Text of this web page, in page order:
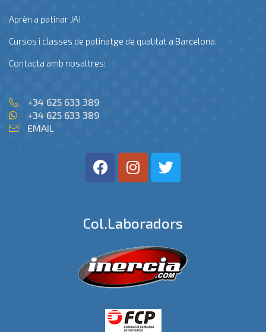
Aprèn a patinar JA!
Cursos i classes de patinatge de qualitat a Barcelona.
Contacta amb nosaltres:
+34 625 633 389
+34 625 633 389
EMAIL
Col.laboradors